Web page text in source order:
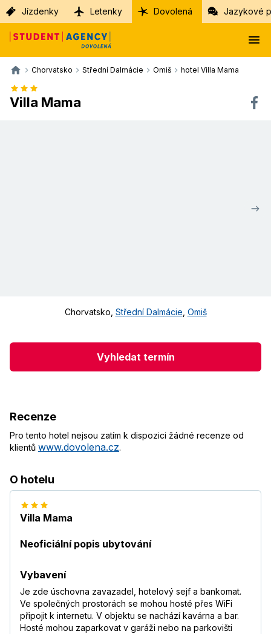
Jízdenky Letenky Dovolená Jazykové
Chorvatsko Střední Dalmácie Omiš hotel Villa Mama
Villa Mama
Chorvatsko Střední Dalmácie Omiš
Vyhledat termín
Recenze
Pro tento hotel nejsou zatím k dispozici žádné recenze od
klientů www.dovolena.cz.
O hotelu
Villa Mama
Neoficiální popis ubytování
Vybavení
Je zde úschovna zavazadel, hotelový sejf a bankomat.
Ve společných prostorách se mohou hosté přes WiFi
připojit k internetu. V objektu se nachází kavárna a bar.
Hosté mohou zaparkovat v garáži nebo na parkovišti